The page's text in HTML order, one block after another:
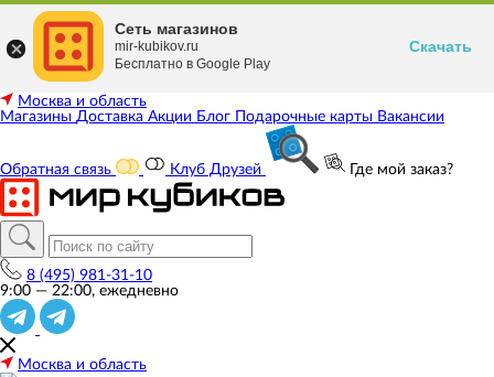
Москва и область
Магазины Доставка Акции Блог Подарочные карты Вакансии
Обратная связь Клуб Друзей Где мой заказ?
8 (495) 981-31-10
9:00 — 22:00, ежедневно
Москва и область
Сеть магазинов
mir-kubikov.ru
Бесплатно в Google Play
Скачать